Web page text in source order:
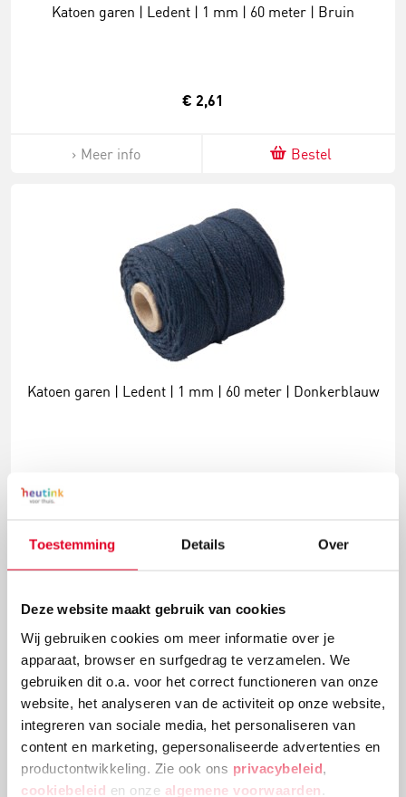
Toestemming Details Over
Deze website maakt gebruik van cookies
Wij gebruiken cookies om meer informatie over je
apparaat, browser en surfgedrag te verzamelen. We
gebruiken dit o.a. voor het correct functioneren van onze
website, het analyseren van de activiteit op onze website,
integreren van sociale media, het personaliseren van
content en marketing, gepersonaliseerde advertenties en
productontwikkeling. Zie ook ons privacybeleid
cookiebeleid en onze algemene voorwaarden
Katoen garen | Ledent | 1 mm | 60 meter | Bruin
€ 2,61
Meer info Bestel
Katoen garen | Ledent | 1 mm | 60 meter | Donkerblauw
Katoen garen | Ledent | 1 mm | 60 meter | Donkergroen